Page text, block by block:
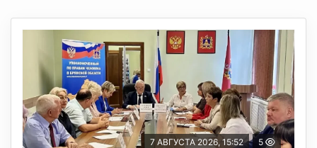
7 АВГУСТА 2026, 15:52 5